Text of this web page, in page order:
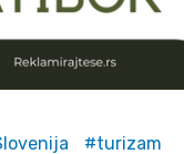
turizam